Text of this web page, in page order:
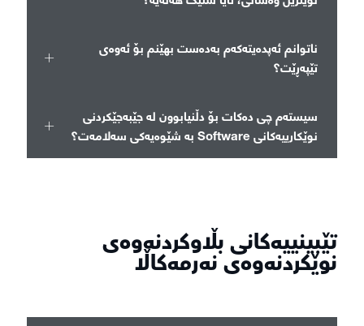
ناتوانم ئەپدەیتەکەم بەدەست بهێنم بۆ ئەوەی
تێپەڕێت؟
سیستەم چی دەکات بۆ دڵنیابوون لە جێبەجێکردنی
نوێکارییەکانی Software بە شێوەیەکی سەلامەت؟
تێبینییەکانی بڵاوکردنەوەی
نوێکردنەوەی نەرمەکاڵا